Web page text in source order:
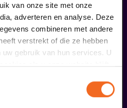
van onze site met onze
adverteren en analyse. Deze
combineren met andere
verstrekt of die ze hebben
gebruik van hun services. U
als u onze website blijft